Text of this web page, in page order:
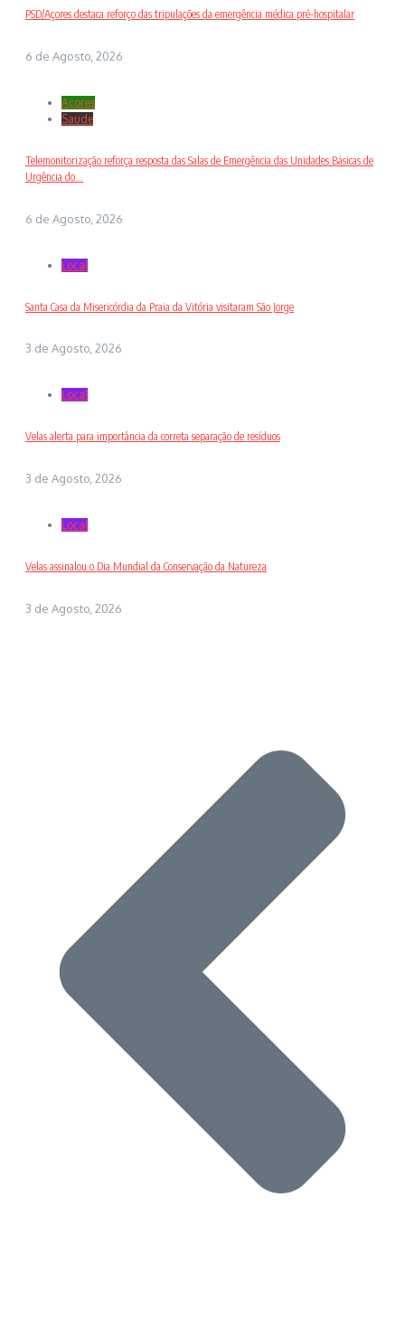
PSD/Açores destaca reforço das tripulações da emergência médica pré-hospitalar
6 de Agosto, 2026
Açores
Saude
Telemonitorização reforça resposta das Salas de Emergência das Unidades Básicas de
Urgência do...
6 de Agosto, 2026
Local
Santa Casa da Misericórdia da Praia da Vitória visitaram São Jorge
3 de Agosto, 2026
Local
Velas alerta para importância da correta separação de resíduos
3 de Agosto, 2026
Local
Velas assinalou o Dia Mundial da Conservação da Natureza
3 de Agosto, 2026